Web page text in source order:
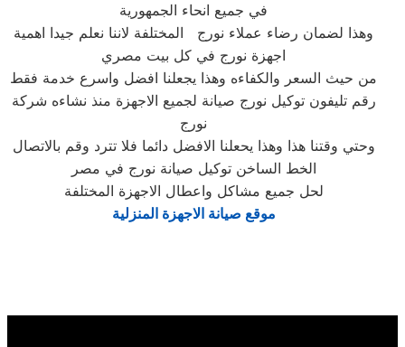
في جميع انحاء الجمهورية
وهذا لضمان رضاء عملاء نورج المختلفة لاننا نعلم جيدا اهمية
اجهزة نورج في كل بيت مصري
من حيث السعر والكفاءه وهذا يجعلنا افضل واسرع خدمة فقط
رقم تليفون توكيل نورج صيانة لجميع الاجهزة منذ نشاءه شركة
نورج
وحتي وقتنا هذا وهذا يحعلنا الافضل دائما فلا تترد وقم بالاتصال
الخط الساخن توكيل صيانة نورج في مصر
لحل جميع مشاكل واعطال الاجهزة المختلفة
موقع صيانة الاجهزة المنزلية